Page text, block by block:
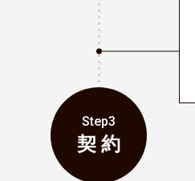
Step3
契 約